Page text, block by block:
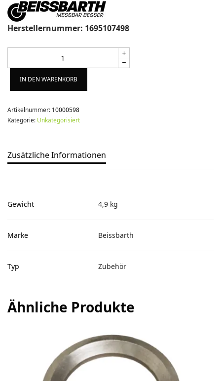
248,00 €215,00 €.
Herstellernummer: 1695107498
IN DEN WARENKORB
Artikelnummer: 10000598
Kategorie: Unkategorisiert
Zusätzliche Informationen
Gewicht 4,9 kg
Marke Beissbarth
Typ Zubehör
Ähnliche Produkte